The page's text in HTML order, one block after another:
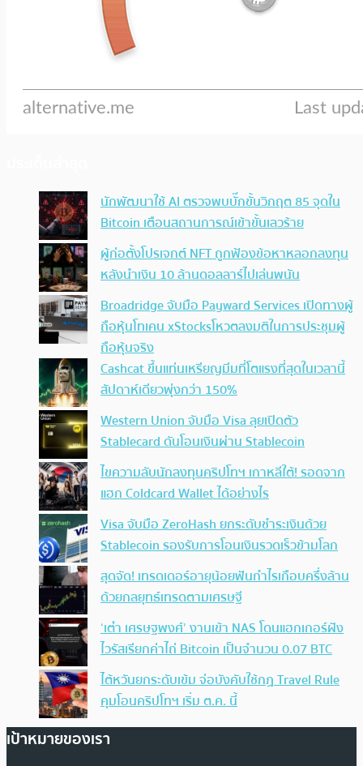
นักพัฒนาใช้ AI ตรวจพบบั๊กขั้นวิกฤต 85 จุดใน
Bitcoin เตือนสถานการณ์เข้าขั้นเลวร้าย
ผู้ก่อตั้งโปรเจกต์ NFT ถูกฟ้องข้อหาหลอกลงทุน
หลังนำเงิน 10 ล้านดอลลาร์ไปเล่นพนัน
Broadridge จับมือ Payward Services เปิดทางผู้
ถือหุ้นโทเคน xStocksโหวตลงมติในการประชุมผู้
ถือหุ้นจริง
Cashcat ขึ้นแท่นเหรียญมีมที่โตแรงที่สุดในเวลานี้
สัปดาห์เดียวพุ่งกว่า 150%
Western Union จับมือ Visa ลุยเปิดตัว
Stablecard ดันโอนเงินผ่าน Stablecoin
ไขความลับนักลงทุนคริปโทฯ เกาหลีใต้! รอดจาก
แฮก Coldcard Wallet ได้อย่างไร
Visa จับมือ ZeroHash ยกระดับชำระเงินด้วย
Stablecoin รองรับการโอนเงินรวดเร็วข้ามโลก
สุดจัด! เทรดเดอร์อายุน้อยฟันกำไรเกือบครึ่งล้าน
ด้วยกลยุทธ์เทรดตามเศรษฐี
‘เต๋า เศรษฐพงศ์’ งานเข้า NAS โดนแฮกเกอร์ฝัง
ไวรัสเรียกค่าไถ่ Bitcoin เป็นจำนวน 0.07 BTC
ไต้หวันยกระดับเข้ม จ่อบังคับใช้กฏ Travel Rule
คุมโอนคริปโทฯ เริ่ม ต.ค. นี้
เป้าหมายของเรา